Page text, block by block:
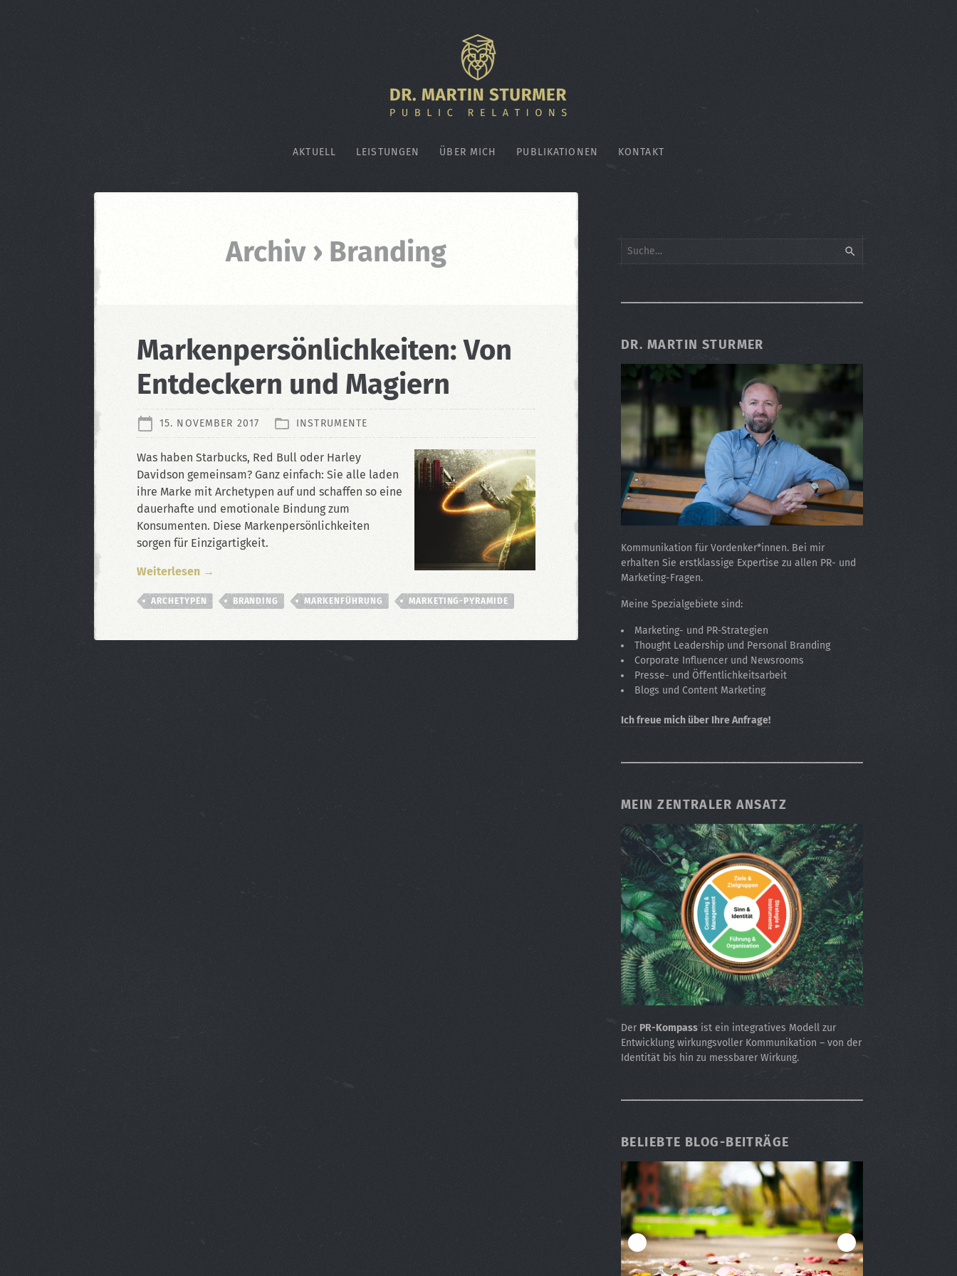
AKTUELL LEISTUNGEN ÜBER MICH PUBLIKATIONEN KONTAKT
Archiv › Branding
Markenpersönlichkeiten: Von
Entdeckern und Magiern
15. NOVEMBER 2017 INSTRUMENTE
Was haben Starbucks, Red Bull oder Harley
Davidson gemeinsam? Ganz einfach: Sie alle laden
ihre Marke mit Archetypen auf und schaffen so eine
dauerhafte und emotionale Bindung zum
Konsumenten. Diese Markenpersönlichkeiten
sorgen für Einzigartigkeit.
Weiterlesen →
ARCHETYPEN BRANDING MARKENFÜHRUNG MARKETING-PYRAMIDE
Search SEARCH
DR. MARTIN STURMER
Kommunikation für Vordenker*innen. Bei mir
erhalten Sie erstklassige Expertise zu allen PR- und
Marketing-Fragen.
Meine Spezialgebiete sind:
Marketing- und PR-Strategien
Thought Leadership und Personal Branding
Corporate Influencer und Newsrooms
Presse- und Öffentlichkeitsarbeit
Blogs und Content Marketing
Ich freue mich über Ihre Anfrage!
MEIN ZENTRALER ANSATZ
Der PR-Kompass ist ein integratives Modell zur
Entwicklung wirkungsvoller Kommunikation – von der
Identität bis hin zu messbarer Wirkung.
BELIEBTE BLOG-BEITRÄGE